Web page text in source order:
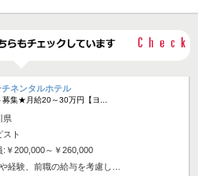
ネンタルホテル
集★月給20～30万円【ヨ...
県
スト
:￥200,000～￥260,000